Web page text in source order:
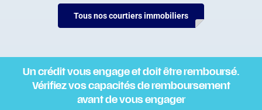
Tous nos courtiers immobiliers
Un crédit vous engage et doit être remboursé.
Vérifiez vos capacités de remboursement
avant de vous engager